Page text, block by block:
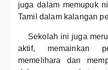
juga dalam memupuk
Tamil dalam kalangan
Sekolah ini juga
aktif, memainkan
memelihara dan